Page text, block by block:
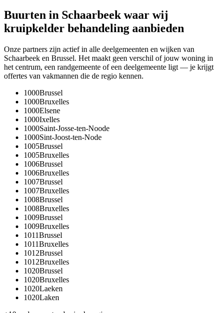
Buurten in Schaarbeek waar wij
kruipkelder behandeling aanbieden
Onze partners zijn actief in alle deelgemeenten en wijken van
Schaarbeek en Brussel. Het maakt geen verschil of jouw woning in
het centrum, een randgemeente of een deelgemeente ligt — je krijgt
offertes van vakmannen die de regio kennen.
1000Brussel
1000Bruxelles
1000Elsene
1000Ixelles
1000Saint-Josse-ten-Noode
1000Sint-Joost-ten-Node
1005Brussel
1005Bruxelles
1006Brussel
1006Bruxelles
1007Brussel
1007Bruxelles
1008Brussel
1008Bruxelles
1009Brussel
1009Bruxelles
1011Brussel
1011Bruxelles
1012Brussel
1012Bruxelles
1020Brussel
1020Bruxelles
1020Laeken
1020Laken